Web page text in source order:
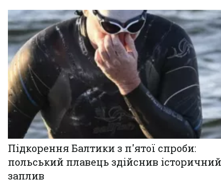
Підкорення Балтики з п'ятої спроби:
польський плавець здійснив історичний
заплив